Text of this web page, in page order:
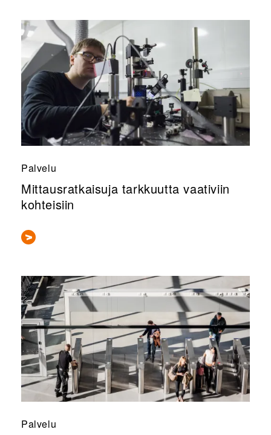
Palvelu
Mittausratkaisuja tarkkuutta vaativiin
kohteisiin
Palvelu